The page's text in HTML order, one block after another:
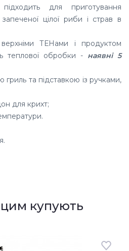
для приготування
цілої риби і страв в
ТЕНами і продуктом
теплової обробки - наявні 5
гриль та підставкою із ручками,
для крихт;
купують